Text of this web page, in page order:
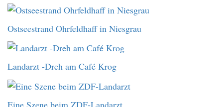
Ostseestrand Ohrfeldhaff in Niesgrau
Landarzt -Dreh am Café Krog
Eine Szene beim ZDF-Landarzt